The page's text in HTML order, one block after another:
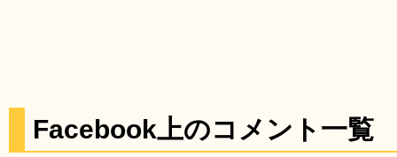
Facebook上のコメント一覧